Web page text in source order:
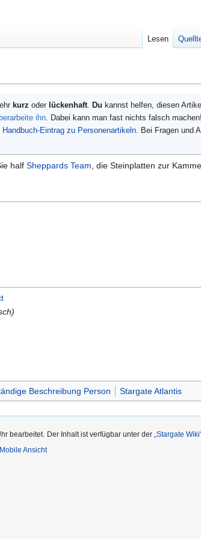
kurz oder lückenhaft. Du kannst helfen, diesen
ihn. Dabei kann man fast nichts falsch
Handbuch-Eintrag zu Personenartikeln. Bei Fragen und
half Sheppards Team, die Steinplatten zur
Beschreibung Person Stargate Atlantis
Lesen
bearbeitet. Der Inhalt ist verfügbar unter der „Stargate
Mobile Ansicht